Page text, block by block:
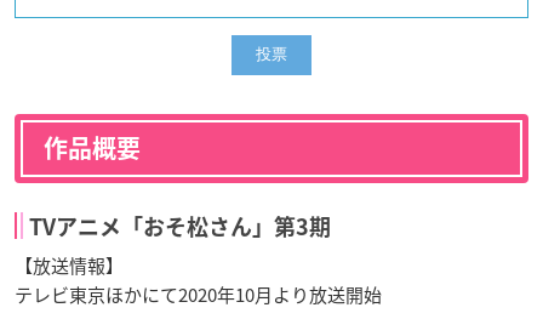
作品概要
TVアニメ「おそ松さん」第3期
【放送情報】
テレビ東京ほかにて2020年10月より放送開始